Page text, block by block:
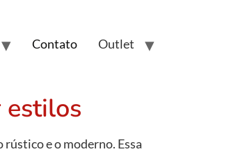
Contato Outlet
estilos
e o moderno. Essa